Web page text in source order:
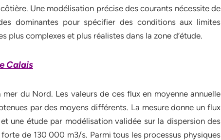
Une modélisation précise des courants nécessite de
dominantes pour spécifier des conditions aux limites
plus complexes et plus réalistes dans la zone d’étude.
Calais
du Nord. Les valeurs de ces flux en moyenne annuelle
par des moyens différents. La mesure donne un flux
une étude par modélisation validée sur la dispersion des
de 130 000 m3/s. Parmi tous les processus physiques